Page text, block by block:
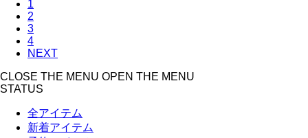
1
2
3
4
NEXT
CLOSE THE MENU OPEN THE MENU
STATUS
全アイテム
新着アイテム